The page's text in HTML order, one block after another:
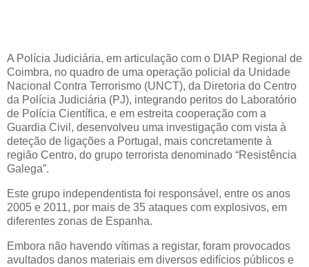
A Polícia Judiciária, em articulação com o DIAP Regional de
Coimbra, no quadro de uma operação policial da Unidade
Nacional Contra Terrorismo (UNCT), da Diretoria do Centro
da Polícia Judiciária (PJ), integrando peritos do Laboratório
de Polícia Científica, e em estreita cooperação com a
Guardia Civil, desenvolveu uma investigação com vista à
deteção de ligações a Portugal, mais concretamente à
região Centro, do grupo terrorista denominado “Resistência
Galega”.
Este grupo independentista foi responsável, entre os anos
2005 e 2011, por mais de 35 ataques com explosivos, em
diferentes zonas de Espanha.
Embora não havendo vítimas a registar, foram provocados
avultados danos materiais em diversos edifícios públicos e